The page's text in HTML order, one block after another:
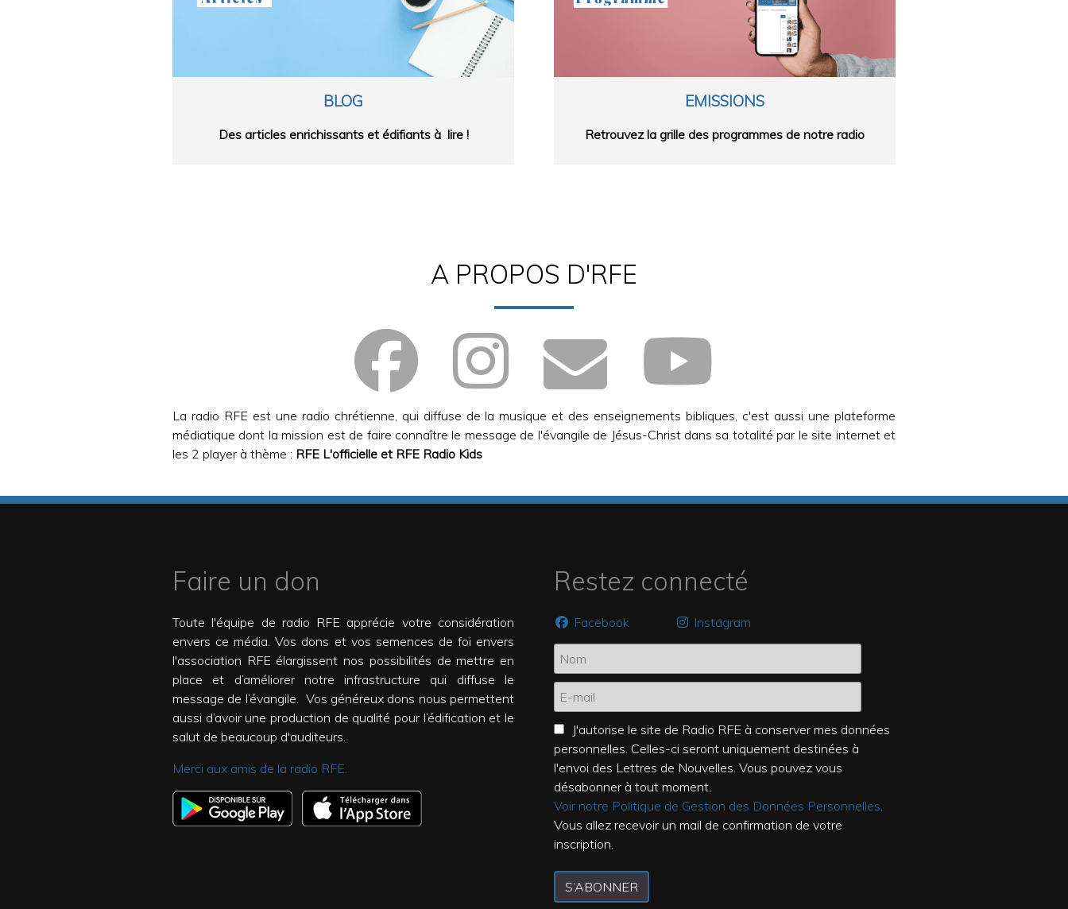
BLOG
Des articles enrichissants et édifiants à lire !
EMISSIONS
Retrouvez la grille des programmes de notre radio
A PROPOS D'RFE
La radio RFE est une radio chrétienne, qui diffuse de la musique et des enseignements bibliques, c'est aussi une plateforme
médiatique dont la mission est de faire connaître le message de l'évangile de Jésus-Christ dans sa totalité par le site internet et
les 2 player à thème : RFE L'officielle et RFE Radio Kids
Faire un don
Toute l'équipe de radio RFE apprécie votre considération
envers ce média. Vos dons et vos semences de foi envers
l'association RFE élargissent nos possibilités de mettre en
place et d’améliorer notre infrastructure qui diffuse le
message de l’évangile. Vos généreux dons nous permettent
aussi d’avoir une production de qualité pour l’édification et le
salut de beaucoup d'auditeurs.
Merci aux amis de la radio RFE.
Restez connecté
Facebook Instagram
J'autorise le site de Radio RFE à conserver mes données
personnelles. Celles-ci seront uniquement destinées à
l'envoi des Lettres de Nouvelles. Vous pouvez vous
désabonner à tout moment.
Voir notre Politique de Gestion des Données Personnelles
Vous allez recevoir un mail de confirmation de votre
inscription.
S’ABONNER